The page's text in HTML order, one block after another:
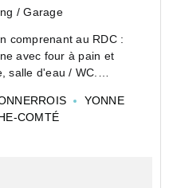
/ Garage
comprenant au RDC :
avec four à pain et
salle d'eau / WC.
grenier atten...YONNE
COMTÉ